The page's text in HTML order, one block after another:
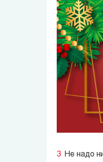
Не надо